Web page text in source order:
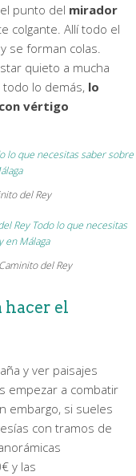
punto del mirador
colgante. Allí todo el
se forman colas.
quieto a mucha
lo demás, lo
vértigo
del Rey
del Rey
hacer el
y ver paisajes
empezar a combatir
embargo, si sueles
con tramos de
y las